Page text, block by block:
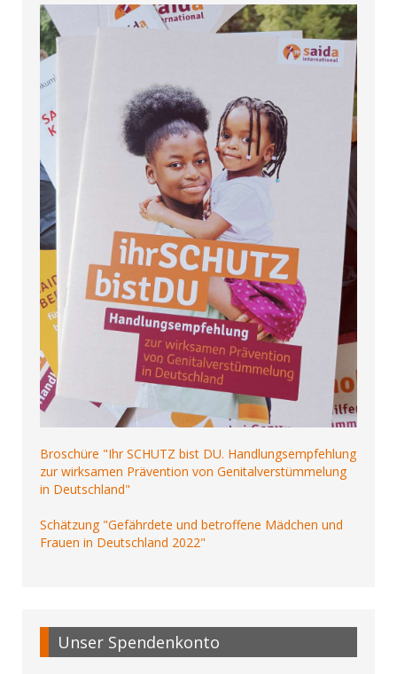
Broschüre "Ihr SCHUTZ bist DU. Handlungsempfehlung
zur wirksamen Prävention von Genitalverstümmelung
in Deutschland"
Schätzung "Gefährdete und betroffene Mädchen und
Frauen in Deutschland 2022"
Unser Spendenkonto